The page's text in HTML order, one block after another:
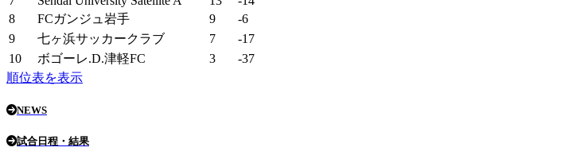
8
FCガンジュ岩手 9
-6
9
七ヶ浜サッカークラブ 7
-17
10
ボゴーレ.D.津軽FC 3
-37
順位表を表示
NEWS
試合日程・結果